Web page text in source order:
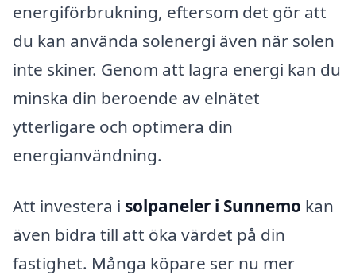
energiförbrukning, eftersom det gör att
du kan använda solenergi även när solen
inte skiner. Genom att lagra energi kan du
minska din beroende av elnätet
ytterligare och optimera din
energianvändning.
Att investera i solpaneler i Sunnemo kan
även bidra till att öka värdet på din
fastighet. Många köpare ser nu mer